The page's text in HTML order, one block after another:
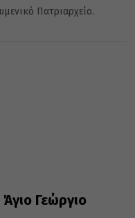
Πατριαρχείο.
Γεώργιο